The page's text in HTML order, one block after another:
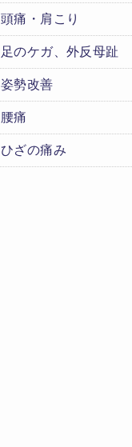
頭痛・肩こり
足のケガ、外反母趾
姿勢改善
腰痛
ひざの痛み